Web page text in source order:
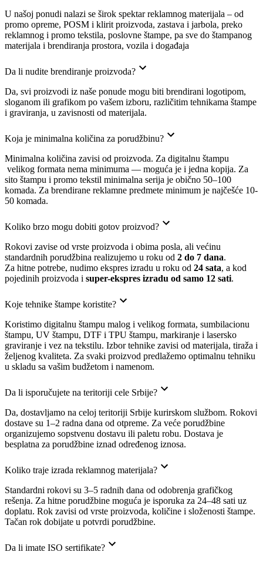
U našoj ponudi nalazi se širok spektar reklamnog materijala – od
promo opreme, POSM i klirit proizvoda, zastava i jarbola, preko
reklamnog i promo tekstila, poslovne štampe, pa sve do štampanog
materijala i brendiranja prostora, vozila i događaja
Da li nudite brendiranje proizvoda?
Da, svi proizvodi iz naše ponude mogu biti brendirani logotipom,
sloganom ili grafikom po vašem izboru, različitim tehnikama štampe
i graviranja, u zavisnosti od materijala.
Koja je minimalna količina za porudžbinu?
Minimalna količina zavisi od proizvoda. Za digitalnu štampu
velikog formata nema minimuma — moguća je i jedna kopija. Za
sito štampu i promo tekstil minimalna serija je obično 50–100
komada. Za brendirane reklamne predmete minimum je najčešće 10-
50 komada.
Koliko brzo mogu dobiti gotov proizvod?
Rokovi zavise od vrste proizvoda i obima posla, ali većinu
standardnih porudžbina realizujemo u roku od 2 do 7 dana.
Za hitne potrebe, nudimo ekspres izradu u roku od 24 sata, a kod
pojedinih proizvoda i super-ekspres izradu od samo 12 sati.
Koje tehnike štampe koristite?
Koristimo digitalnu štampu malog i velikog formata, sumbilacionu
štampu, UV štampu, DTF i TPU štampu, markiranje i lasersko
graviranje i vez na tekstilu. Izbor tehnike zavisi od materijala, tiražа i
željenog kvaliteta. Za svaki proizvod predlažemo optimalnu tehniku
u skladu sa vašim budžetom i namenom.
Da li isporučujete na teritoriji cele Srbije?
Da, dostavljamo na celoj teritoriji Srbije kurirskom službom. Rokovi
dostave su 1–2 radna dana od otpreme. Za veće porudžbine
organizujemo sopstvenu dostavu ili paletu robu. Dostava je
besplatna za porudžbine iznad određenog iznosa.
Koliko traje izrada reklamnog materijala?
Standardni rokovi su 3–5 radnih dana od odobrenja grafičkog
rešenja. Za hitne porudžbine moguća je isporuka za 24–48 sati uz
doplatu. Rok zavisi od vrste proizvoda, količine i složenosti štampe.
Tačan rok dobijate u potvrdi porudžbine.
Da li imate ISO sertifikate?